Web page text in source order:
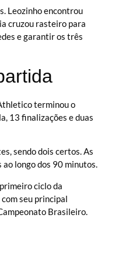
Leozinho encontrou
cruzou rasteiro para
e garantir os três
terminou o
13 finalizações e duas
sendo dois certos. As
longo dos 90 minutos.
ciclo da
seu principal
Brasileiro.